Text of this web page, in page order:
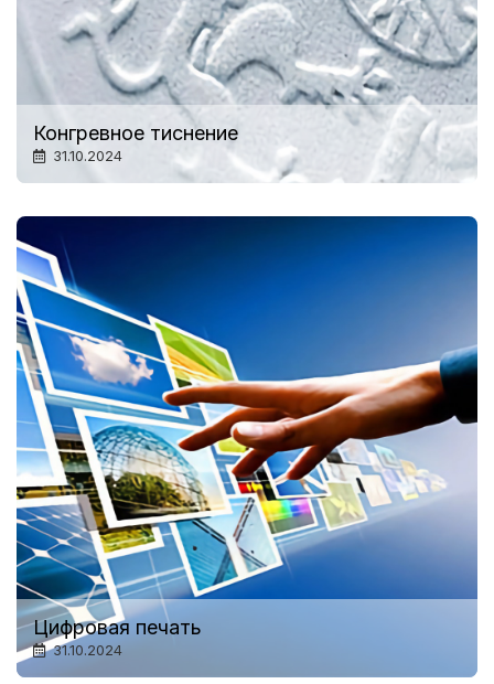
Конгревное тиснение
31.10.2024
Цифровая печать
31.10.2024